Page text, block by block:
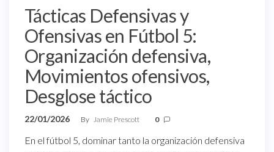
Tácticas Defensivas y
Ofensivas en Fútbol 5:
Organización defensiva,
Movimientos ofensivos,
Desglose táctico
22/01/2026 By Jamie Prescott 0
En el fútbol 5, dominar tanto la organización defensiva